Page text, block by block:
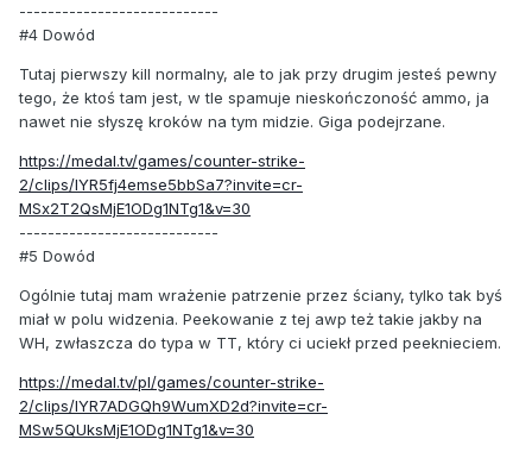
----------------------------
#4 Dowód
Tutaj pierwszy kill normalny, ale to jak przy drugim jesteś pewny
tego, że ktoś tam jest, w tle spamuje nieskończoność ammo, ja
nawet nie słyszę kroków na tym midzie. Giga podejrzane.
https://medal.tv/games/counter-strike-
2/clips/lYR5fj4emse5bbSa7?invite=cr-
MSx2T2QsMjE1ODg1NTg1&v=30
----------------------------
#5 Dowód
Ogólnie tutaj mam wrażenie patrzenie przez ściany, tylko tak byś
miał w polu widzenia. Peekowanie z tej awp też takie jakby na
WH, zwłaszcza do typa w TT, który ci uciekł przed peeknieciem.
https://medal.tv/pl/games/counter-strike-
2/clips/lYR7ADGQh9WumXD2d?invite=cr-
MSw5QUksMjE1ODg1NTg1&v=30